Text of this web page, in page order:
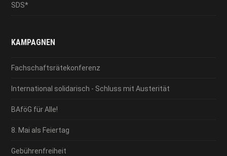
SDS*
KAMPAGNEN
Fachschaftsrätekonferenz
International solidarisch - Schluss mit Austerität
BAföG für Alle!
8. Mai als Feiertag
Gebührenfreiheit